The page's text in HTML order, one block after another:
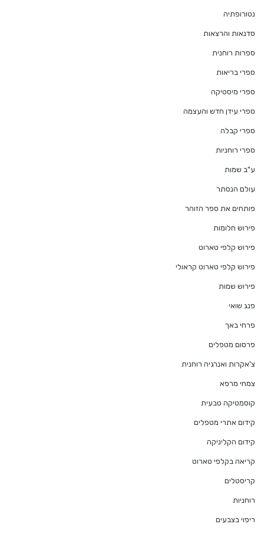
נטורופתיה
סדנאות והרצאות
ספרות רוחנית
ספרי בריאות
ספרי מיסטיקה
ספרי עידן חדש והעצמה
ספרי קבלה
ספרי רוחניות
ע"ב שמות
עולם הנסתר
פותחים את ספר הזוהר
פירוש חלומות
פירוש קלפי טארוט
פירוש קלפי טארוט קראולי
פירוש שמות
פנג שואי
פרחי באך
פרסום מטפלים
צ'אקרות ואנרגיה רוחנית
צמחי מרפא
קוסמטיקה טבעית
קידום אתרי מטפלים
קידום הקליניקה
קריאה בקלפי טארוט
קריסטלים
רוחניות
ריפוי בצבעים